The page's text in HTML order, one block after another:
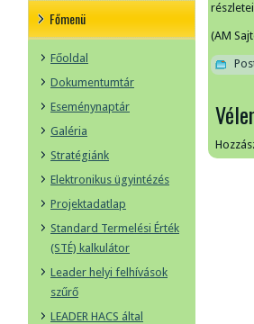
Főmenü
Főoldal
Dokumentumtár
Eseménynaptár
Galéria
Stratégiánk
Elektronikus ügyintézés
Projektadatlap
Standard Termelési Érték
(STÉ) kalkulátor
Leader helyi felhívások
szűrő
LEADER HACS által
(AM